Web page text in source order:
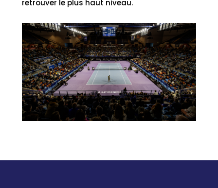
retrouver le plus haut niveau.